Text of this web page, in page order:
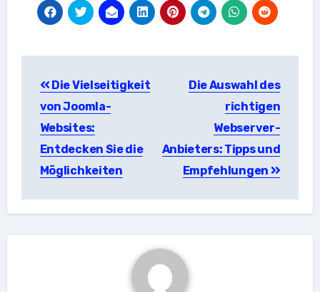
Die Vielseitigkeit
von Joomla-
Websites:
Entdecken Sie die
Möglichkeiten
Die Auswahl des
richtigen
Webserver-
Anbieters: Tipps und
Empfehlungen